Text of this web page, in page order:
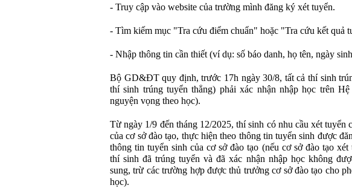
- Truy cập vào website của trường mình đăng ký xét tuyển.
- Tìm kiếm mục "Tra cứu điểm chuẩn" hoặc "Tra cứu kết quả
- Nhập thông tin cần thiết (ví dụ: số báo danh, họ tên, ngày
Bộ GD&ĐT quy định, trước 17h ngày 30/8, tất cả thí sinh
thí sinh trúng tuyển thẳng) phải xác nhận nhập học trên
nguyện vọng theo học).
Từ ngày 1/9 đến tháng 12/2025, thí sinh có nhu cầu xét tuyển
của cơ sở đào tạo, thực hiện theo thông tin tuyển sinh được
thông tin tuyển sinh của cơ sở đào tạo (nếu cơ sở đào tạo xét
thí sinh đã trúng tuyển và đã xác nhận nhập học không
sung, trừ các trường hợp được thủ trưởng cơ sở đào tạo cho
học).